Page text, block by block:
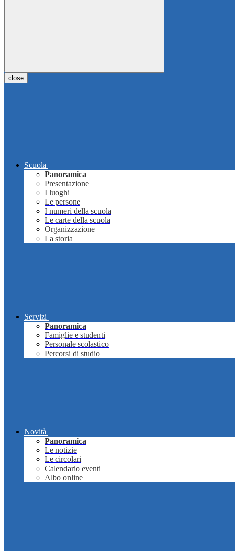
close
Scuola
Panoramica
Presentazione
I luoghi
Le persone
I numeri della scuola
Le carte della scuola
Organizzazione
La storia
Servizi
Panoramica
Famiglie e studenti
Personale scolastico
Percorsi di studio
Novità
Panoramica
Le notizie
Le circolari
Calendario eventi
Albo online